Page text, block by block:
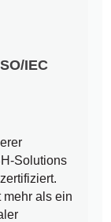
IEC
Solutions
mehr als ein